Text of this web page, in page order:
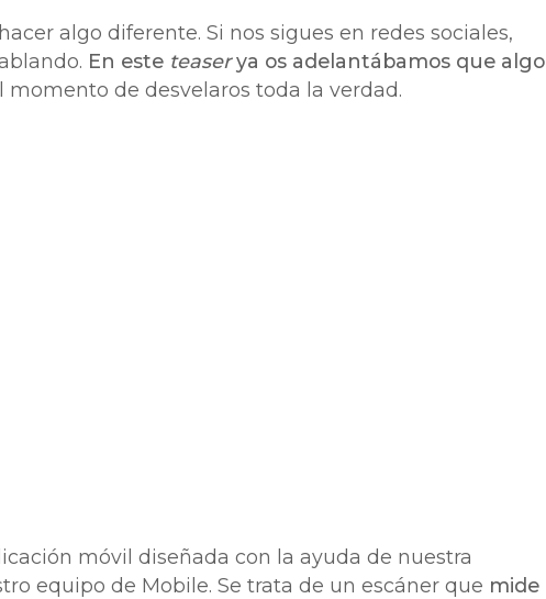
algo diferente. Si nos sigues en redes sociales,
En este teaserya os adelantábamos que algo
momento de desvelaros toda la verdad.
móvil diseñada con la ayuda de nuestra
equipo de Mobile. Se trata de un escáner que mide